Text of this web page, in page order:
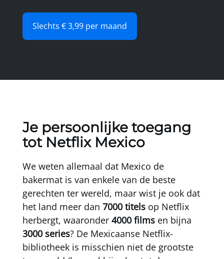
Slechts € 3,99 per maand
Je persoonlijke toegang
tot Netflix Mexico
We weten allemaal dat Mexico de
bakermat is van enkele van de beste
gerechten ter wereld, maar wist je ook dat
het land meer dan 7000 titels op Netflix
herbergt, waaronder 4000 films en bijna
3000 series? De Mexicaanse Netflix-
bibliotheek is misschien niet de grootste